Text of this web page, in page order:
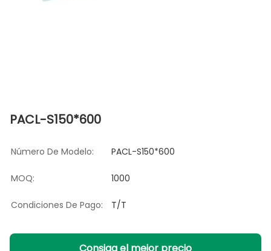
PACL-S150*600
Número De Modelo: PACL-S150*600
MOQ: 1000
Condiciones De Pago: T/T